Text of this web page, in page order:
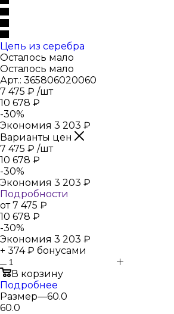
Цепь из серебра
Осталось мало
Осталось мало
Арт.: 365806020060
7 475 ₽ /шт
10 678 ₽
-30%
Экономия 3 203 ₽
Варианты цен
7 475 ₽ /шт
10 678 ₽
-30%
Экономия 3 203 ₽
Подробности
от7 475 ₽
10 678 ₽
-30%
Экономия 3 203 ₽
+ 374 ₽ бонусами
В корзину
Подробнее
Размер—60.0
60.0